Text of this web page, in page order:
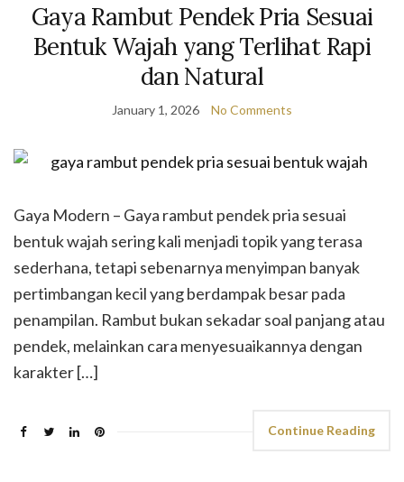
Gaya Rambut Pendek Pria Sesuai
Bentuk Wajah yang Terlihat Rapi
dan Natural
January 1, 2026 No Comments
Gaya Modern – Gaya rambut pendek pria sesuai
bentuk wajah sering kali menjadi topik yang terasa
sederhana, tetapi sebenarnya menyimpan banyak
pertimbangan kecil yang berdampak besar pada
penampilan. Rambut bukan sekadar soal panjang atau
pendek, melainkan cara menyesuaikannya dengan
karakter […]
Continue Reading